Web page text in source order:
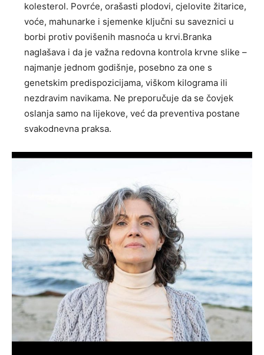
kolesterol. Povrće, orašasti plodovi, cjelovite žitarice,
voće, mahunarke i sjemenke ključni su saveznici u
borbi protiv povišenih masnoća u krvi.Branka
naglašava i da je važna redovna kontrola krvne slike –
najmanje jednom godišnje, posebno za one s
genetskim predispozicijama, viškom kilograma ili
nezdravim navikama. Ne preporučuje da se čovjek
oslanja samo na lijekove, već da preventiva postane
svakodnevna praksa.